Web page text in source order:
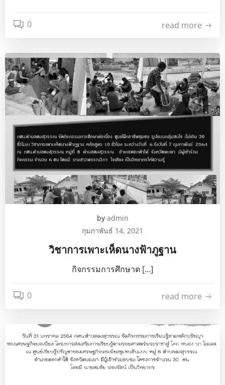
0 read more
by admin
กุมภาพันธ์ 14, 2021
วิชาการเพาะเห็ดนางฟ้าภูฐาน
กิจกรรมการศึกษาต […]
0 read more